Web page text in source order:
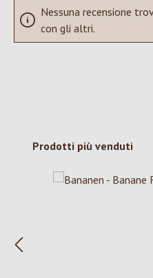
Nessuna recensione
con gli altri.
Salta la galleria dei
Prodotti più venduti